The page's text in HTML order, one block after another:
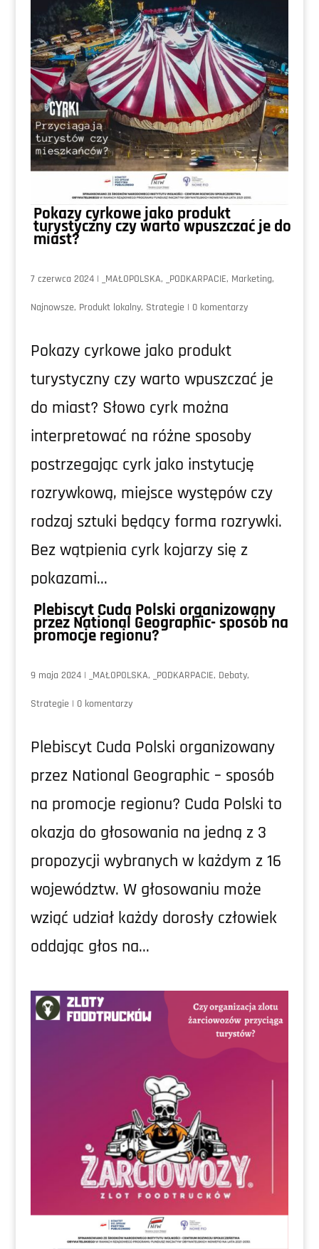
Pokazy cyrkowe jako produkt
turystyczny czy warto wpuszczać je do
miast?
7 czerwca 2024| _MAŁOPOLSKA, _PODKARPACIE, Marketing,
Najnowsze, Produkt lokalny, Strategie | 0 komentarzy
Pokazy cyrkowe jako produkt
turystyczny czy warto wpuszczać je
do miast? Słowo cyrk można
interpretować na różne sposoby
postrzegając cyrk jako instytucję
rozrywkową, miejsce występów czy
rodzaj sztuki będący forma rozrywki.
Bez wątpienia cyrk kojarzy się z
pokazami...
Plebiscyt Cuda Polski organizowany
przez National Geographic- sposób na
promocje regionu?
9 maja 2024| _MAŁOPOLSKA, _PODKARPACIE, Debaty,
Strategie | 0 komentarzy
Plebiscyt Cuda Polski organizowany
przez National Geographic – sposób
na promocje regionu? Cuda Polski to
okazja do głosowania na jedną z 3
propozycji wybranych w każdym z 16
województw. W głosowaniu może
wziąć udział każdy dorosły człowiek
oddając głos na...